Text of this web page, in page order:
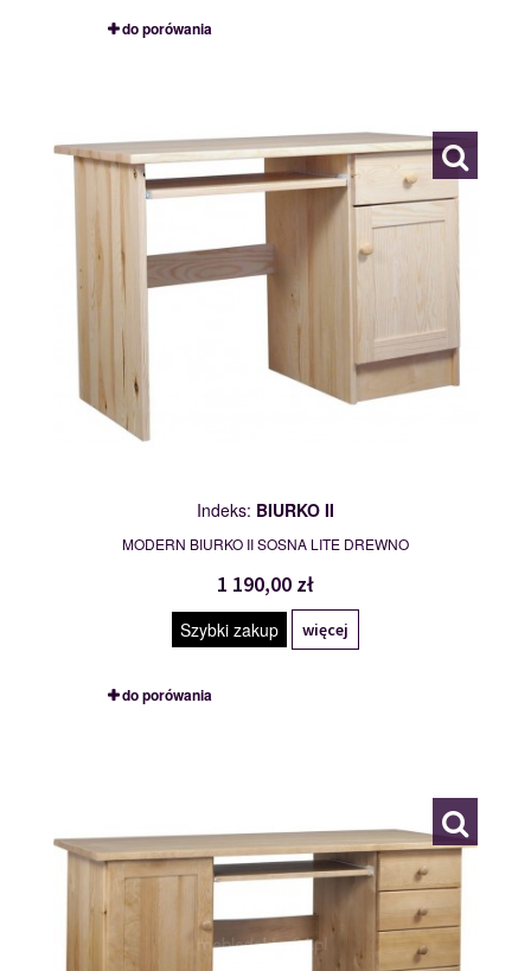
do porówania
Indeks: BIURKO II
MODERN BIURKO II SOSNA LITE DREWNO
1 190,00 zł
Szybki zakup więcej
do porówania